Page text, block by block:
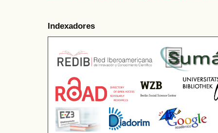
Indexadores